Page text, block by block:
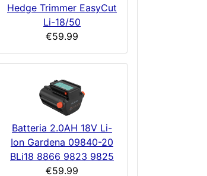
Hedge Trimmer EasyCut
Li-18/50
€59.99
Batteria 2.0AH 18V Li-
Ion Gardena 09840-20
BLi18 8866 9823 9825
€59.99